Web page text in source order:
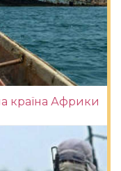
країна Африки